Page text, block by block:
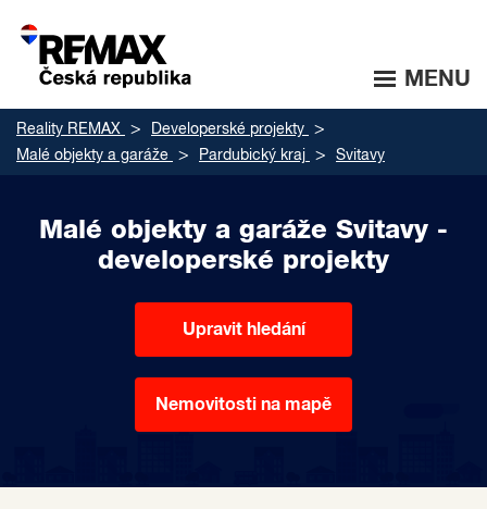
MENU
Reality REMAX
Developerské projekty
Malé objekty a garáže
Pardubický kraj Svitavy
Malé objekty a garáže Svitavy -
developerské projekty
Upravit hledání
Nemovitosti na mapě